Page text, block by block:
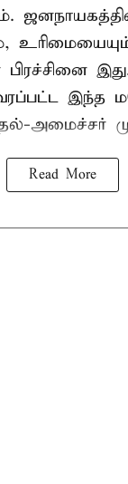
பிரச்சினை
இந்த
அமைச்சர்
Read More